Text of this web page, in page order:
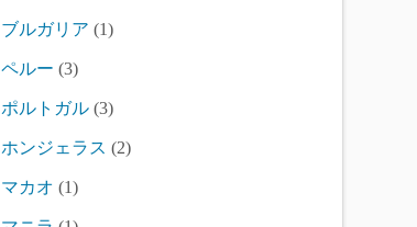
ブルガリア (1)
ペルー (3)
ポルトガル (3)
ホンジェラス (2)
マカオ (1)